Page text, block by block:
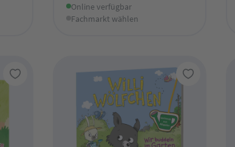
Online verfügbar
Fachmarkt wählen